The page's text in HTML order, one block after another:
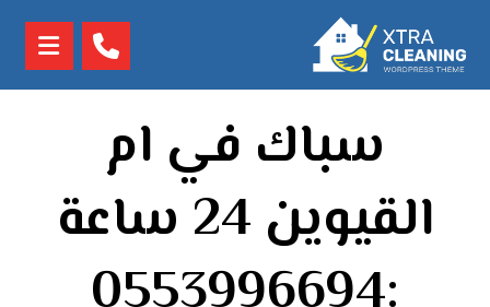
سباك في ام
القيوين 24 ساعة